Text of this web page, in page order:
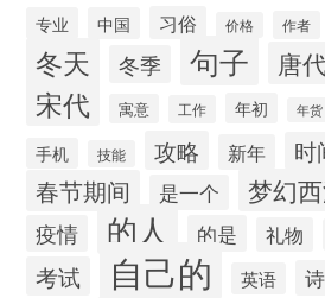
专业 中国 习俗 价格 作者
冬天 冬季 句子 唐
宋代 寓意 工作 年初 年货
手机 技能 攻略 新年 时
春节期间 是一个 梦幻
疫情
的人 的是 礼物
考试 自己的 英语